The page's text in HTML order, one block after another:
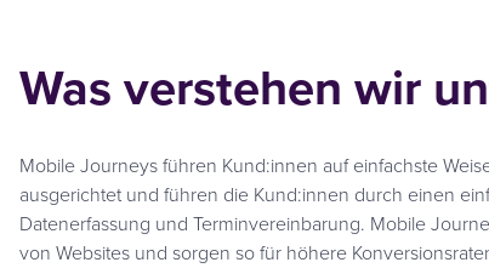
Was verstehen wir
Mobile Journeys führen Kund:innen auf einfachste
ausgerichtet und führen die Kund:innen durch einen
Datenerfassung und Terminvereinbarung. Mobile
von Websites und sorgen so für höhere